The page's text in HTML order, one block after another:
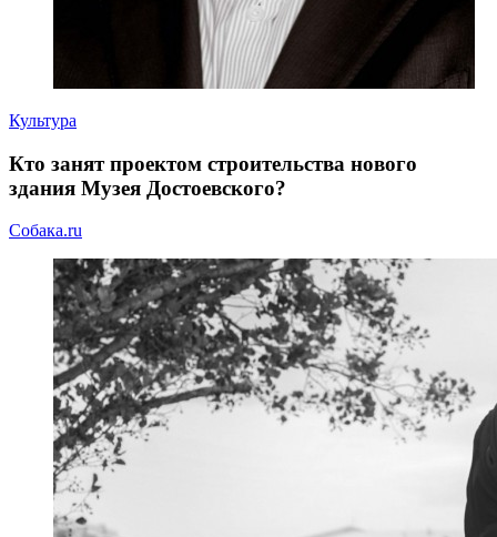
Культура
Кто занят проектом строительства нового
здания Музея Достоевского?
Собака.ru